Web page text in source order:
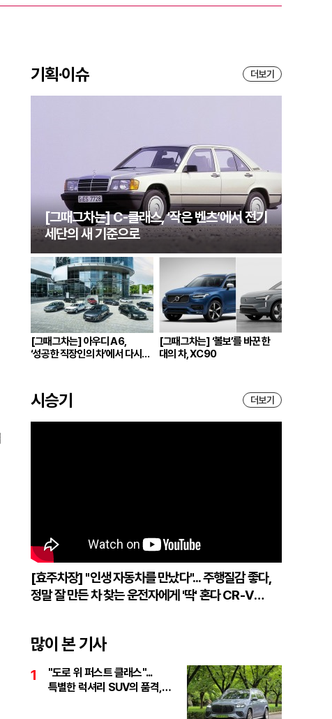
기획·이슈 더보기
[그때그차는] C-클래스, ‘작은 벤츠’에서 전기
세단의 새 기준으로
[그때그차는] 아우디 A6,
‘성공한 직장인의 차’에서 다시
[그때그차는] ‘볼보’를 바꾼 한
대의 차, XC90
시승기 더보기
[효주차장] "인생 자동차를 만났다"... 주행질감 좋다,
정말 잘 만든 차 찾는 운전자에게 '딱' 혼다 CR-V
많이 본 기사
1
"도로 위 퍼스트 클래스"...
특별한 럭셔리 SUV의 품격,